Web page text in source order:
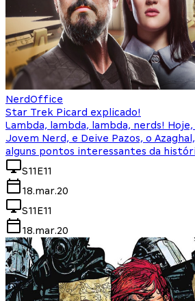
NerdOffice
Star Trek Picard explicado!
Lambda, lambda, lambda, nerds!
Jovem Nerd, e Deive Pazos, o
alguns pontos interessantes da
S11E11
18.mar.20
S11E11
18.mar.20